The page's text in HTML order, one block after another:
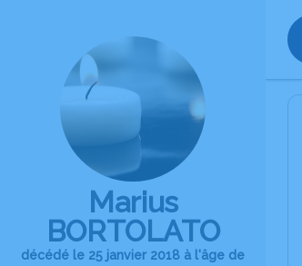
Marius
BORTOLATO
décédé le 25 janvier 2018 à l'âge de